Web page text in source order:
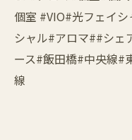
個室 #VIO#光フェイ
シャル#アロマ##シェ
ース#飯田橋#中央線#
線